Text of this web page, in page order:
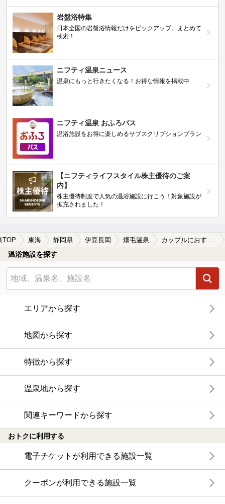
岩盤浴特集
日本全国の岩盤浴情報だけをピックアップ。まとめて
検索！
ニフティ温泉ニュース
温泉にもっと行きたくなる！お得な情報を掲載中
ニフティ温泉 おふろパス
温浴施設をお得に楽しめるサブスクリプションプラン
【ニフティライフスタイル株主優待のご案
内】
株主優待制度で人気の温浴施設に行こう！対象施設が
拡充されました！
TOP 東海 静岡県 伊豆長岡 畑毛温泉 カップルにおすすめの畑毛温泉の温泉、日帰り温泉、スーパー銭湯おすすめ
温浴施設を探す
エリアから探す
地図から探す
特徴から探す
温泉地から探す
関連キーワードから探す
おトクに利用する
電子チケットが利用できる施設一覧
クーポンが利用できる施設一覧